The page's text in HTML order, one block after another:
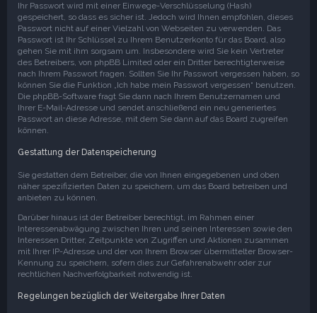
Ihr Passwort wird mit einer Einwege-Verschlüsselung (Hash)
gespeichert, so dass es sicher ist. Jedoch wird Ihnen empfohlen, dieses
Passwort nicht auf einer Vielzahl von Webseiten zu verwenden. Das
Passwort ist Ihr Schlüssel zu Ihrem Benutzerkonto für das Board, also
gehen Sie mit ihm sorgsam um. Insbesondere wird Sie kein Vertreter
des Betreibers, von phpBB Limited oder ein Dritter berechtigterweise
nach Ihrem Passwort fragen. Sollten Sie Ihr Passwort vergessen haben, so
können Sie die Funktion „Ich habe mein Passwort vergessen“ benutzen.
Die phpBB-Software fragt Sie dann nach Ihrem Benutzernamen und
Ihrer E-Mail-Adresse und sendet anschließend ein neu generiertes
Passwort an diese Adresse, mit dem Sie dann auf das Board zugreifen
können.
Gestattung der Datenspeicherung
Sie gestatten dem Betreiber, die von Ihnen eingegebenen und oben
näher spezifizierten Daten zu speichern, um das Board betreiben und
anbieten zu können.
Darüber hinaus ist der Betreiber berechtigt, im Rahmen einer
Interessenabwägung zwischen Ihren und seinen Interessen sowie den
Interessen Dritter, Zeitpunkte von Zugriffen und Aktionen zusammen
mit Ihrer IP-Adresse und der von Ihrem Browser übermittelter Browser-
Kennung zu speichern, sofern dies zur Gefahrenabwehr oder zur
rechtlichen Nachverfolgbarkeit notwendig ist.
Regelungen bezüglich der Weitergabe Ihrer Daten